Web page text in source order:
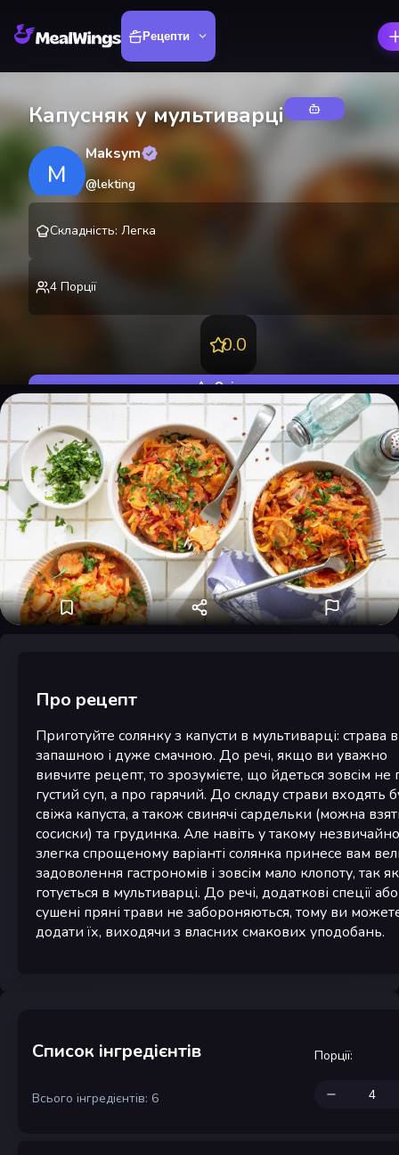
Рецепти
Капусняк у мультиварці
M
Maksym
@lekting
Складність: Легка
4 Порції
0.0
Оцінити
Про рецепт
Приготуйте солянку з капусти в мультиварці: страва
запашною і дуже смачною. До речі, якщо ви уважно
вивчите рецепт, то зрозумієте, що йдеться зовсім не
густий суп, а про гарячий. До складу страви входять
свіжа капуста, а також свинячі сардельки (можна
сосиски) та грудинка. Але навіть у такому
злегка спрощеному варіанті солянка принесе вам
задоволення гастрономів і зовсім мало клопоту, так
готується в мультиварці. До речі, додаткові спеції або
сушені пряні трави не забороняються, тому ви
додати їх, виходячи з власних смакових уподобань.
Список інгредієнтів
Всього інгредієнтів: 6
Порції: